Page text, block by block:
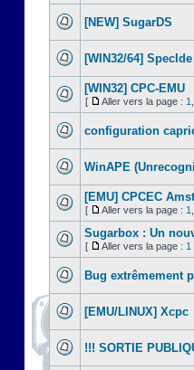
[NEW] SugarDS
[WIN32/64] SpecIde
[WIN32] CPC-EMU
[ Aller vers la page : 1
configuration
WinAPE
[EMU] CPCEC
[ Aller vers la page : 1
Sugarbox : Un
[ Aller vers la page : 1
Bug extrêmement
[EMU/LINUX] Xcpc
!!! SORTIE